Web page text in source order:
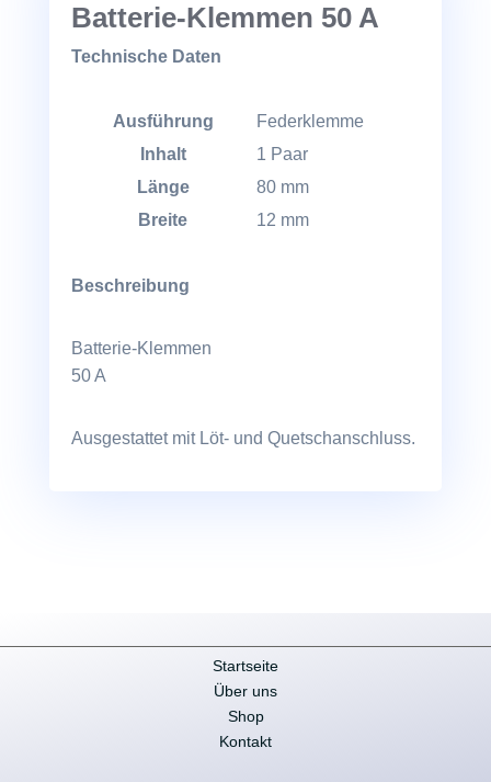
Batterie-Klemmen 50 A
Technische Daten
Ausführung
Federklemme
Inhalt
1 Paar
Länge
80 mm
Breite
12 mm
Beschreibung
Batterie-Klemmen
50 A
Ausgestattet mit Löt- und Quetschanschluss.
Startseite
Über uns
Shop
Kontakt